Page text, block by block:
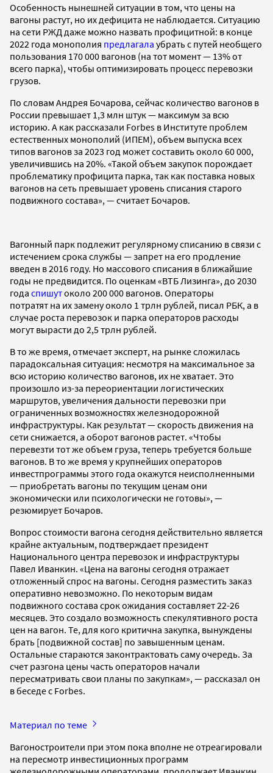
Особенность нынешней ситуации в том, что цены на
вагоны растут, но их дефицита не наблюдается. Ситуацию
на сети РЖД даже можно назвать профицитной: в конце
2022 года монополия предлагала убрать с путей необщего
пользования 170 000 вагонов (на тот момент — 13% от
всего парка), чтобы оптимизировать процесс перевозки
грузов.
По словам Андрея Бочарова, сейчас количество вагонов в
России превышает 1,3 млн штук — максимум за всю
историю. А как рассказали Forbes в Институте проблем
естественных монополий (ИПЕМ), объем выпуска всех
типов вагонов за 2023 год может составить около 60 000,
увеличившись на 20%. «Такой объем закупок порождает
проблематику профицита парка, так как поставка новых
вагонов на сеть превышает уровень списания старого
подвижного состава», — считает Бочаров.
Вагонный парк подлежит регулярному списанию в связи с
истечением срока службы — запрет на его продление
введен в 2016 году. Но массового списания в ближайшие
годы не предвидится. По оценкам «ВТБ Лизинга», до 2030
года спишутоколо 200 000 вагонов. Операторы
потратят на их замену около 1 трлн рублей, писал РБК, а в
случае роста перевозок и парка операторов расходы
могут вырасти до 2,5 трлн рублей.
В то же время, отмечает эксперт, на рынке сложилась
парадоксальная ситуация: несмотря на максимальное за
всю историю количество вагонов, их не хватает. Это
произошло из-за переориентации логистических
маршрутов, увеличения дальности перевозки при
ограниченных возможностях железнодорожной
инфраструктуры. Как результат — скорость движения на
сети снижается, а оборот вагонов растет. «Чтобы
перевезти тот же объем груза, теперь требуется больше
вагонов. В то же время у крупнейших операторов
инвестпрограммы этого года окажутся неисполненными
— приобретать вагоны по текущим ценам они
экономически или психологически не готовы», —
резюмирует Бочаров.
Вопрос стоимости вагона сегодня действительно является
крайне актуальным, подтверждает президент
Национального центра перевозок и инфраструктуры
Павел Иванкин. «Цена на вагоны сегодня отражает
отложенный спрос на вагоны. Сегодня разместить заказ
оперативно невозможно. По некоторым видам
подвижного состава срок ожидания составляет 22-26
месяцев. Это создало возможность спекулятивного роста
цен на вагон. Те, для кого критична закупка, вынуждены
брать [подвижной состав] по завышенным ценам.
Остальные стараются законтрактовать саму очередь. За
счет разгона цены часть операторов начали
пересматривать свои планы по закупкам», — рассказал он
в беседе с Forbes.
Материал по теме
Вагоностроители при этом пока вполне не отреагировали
на пересмотр инвестиционных программ